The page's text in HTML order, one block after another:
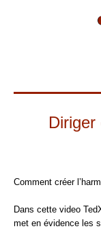
Comment créer
Dans cette video
met en évidence les